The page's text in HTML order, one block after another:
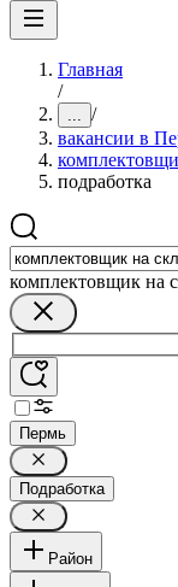
Главная
/
... /
вакансии в
подработка
комплектовщик на
Пермь
Подработка
Район